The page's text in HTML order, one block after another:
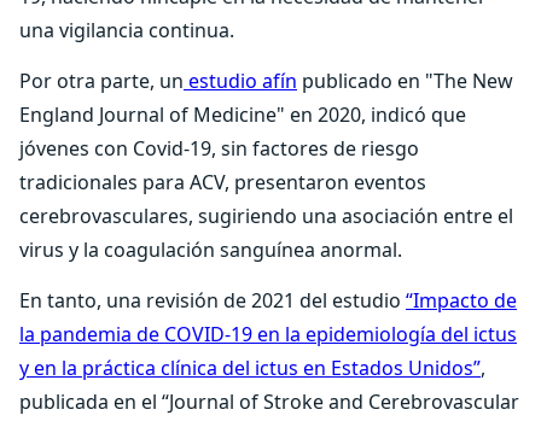
una vigilancia continua.
Por otra parte, un estudio afín publicado en "The New
England Journal of Medicine" en 2020, indicó que
jóvenes con Covid-19, sin factores de riesgo
tradicionales para ACV, presentaron eventos
cerebrovasculares, sugiriendo una asociación entre el
virus y la coagulación sanguínea anormal.
En tanto, una revisión de 2021 del estudio “Impacto de
la pandemia de COVID-19 en la epidemiología del ictus
y en la práctica clínica del ictus en Estados Unidos”,
publicada en el “Journal of Stroke and Cerebrovascular